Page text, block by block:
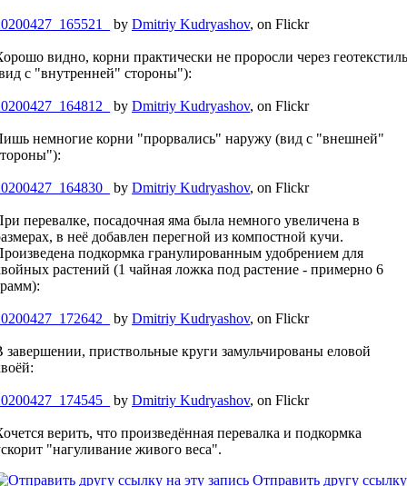
by Dmitriy Kudryashov, on Flickr
видно, корни практически не проросли через геотекстиль
с "внутренней" стороны"):
by Dmitriy Kudryashov, on Flickr
немногие корни "прорвались" наружу (вид с "внешней"
by Dmitriy Kudryashov, on Flickr
перевалке, посадочная яма была немного увеличена в
в неё добавлен перегной из компостной кучи.
подкормка гранулированным удобрением для
растений (1 чайная ложка под растение - примерно 6
by Dmitriy Kudryashov, on Flickr
завершении, приствольные круги замульчированы еловой
by Dmitriy Kudryashov, on Flickr
верить, что произведённая перевалка и подкормка
"нагуливание живого веса".
Отправить другу ссылку